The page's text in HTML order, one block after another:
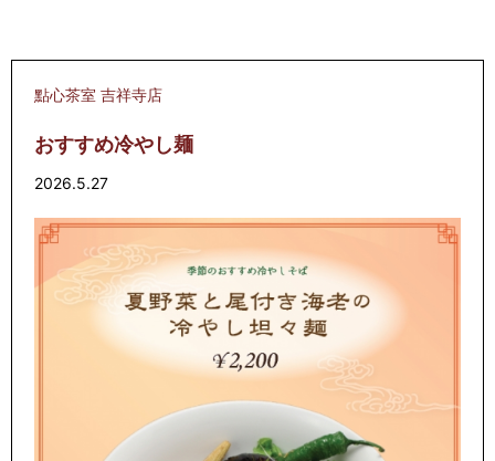
點心茶室 吉祥寺店
おすすめ冷やし麺
2026.5.27